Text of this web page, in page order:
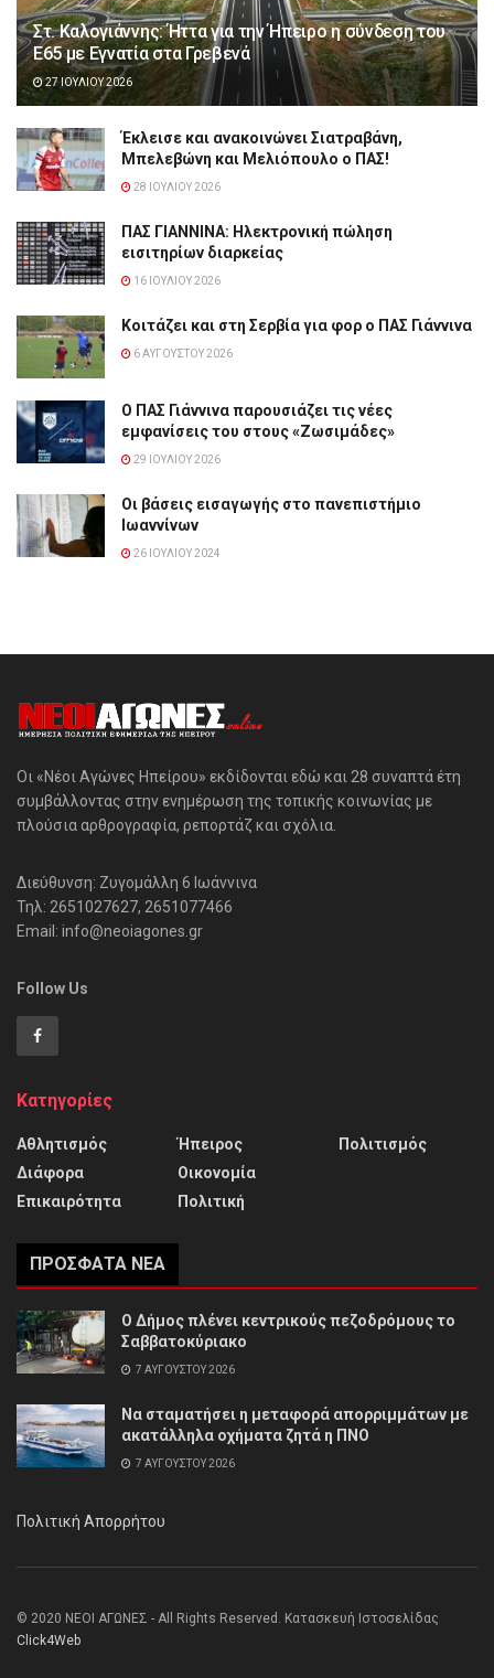
Στ. Καλογιάννης: Ήττα για την Ήπειρο η σύνδεση του
Ε65 με Εγνατία στα Γρεβενά
27 ΙΟΥΛΊΟΥ 2026
Έκλεισε και ανακοινώνει Σιατραβάνη,
Μπελεβώνη και Μελιόπουλο ο ΠΑΣ!
28 ΙΟΥΛΊΟΥ 2026
ΠΑΣ ΓΙΑΝΝΙΝΑ: Hλεκτρονική πώληση
εισιτηρίων διαρκείας
16 ΙΟΥΛΊΟΥ 2026
Κοιτάζει και στη Σερβία για φορ ο ΠΑΣ Γιάννινα
6 ΑΥΓΟΎΣΤΟΥ 2026
Ο ΠΑΣ Γιάννινα παρουσιάζει τις νέες
εμφανίσεις του στους «Ζωσιμάδες»
29 ΙΟΥΛΊΟΥ 2026
Οι βάσεις εισαγωγής στο πανεπιστήμιο
Ιωαννίνων
26 ΙΟΥΛΊΟΥ 2024
Οι «Νέοι Αγώνες Ηπείρου» εκδίδονται εδώ και 28 συναπτά έτη
συμβάλλοντας στην ενημέρωση της τοπικής κοινωνίας με
πλούσια αρθρογραφία, ρεπορτάζ και σχόλια.
Διεύθυνση: Ζυγομάλλη 6 Ιωάννινα
Τηλ: 2651027627, 2651077466
Email: info@neoiagones.gr
Follow Us
Κατηγορίες
Αθλητισμός
Διάφορα
Επικαιρότητα
Ήπειρος
Οικονομία
Πολιτική
Πολιτισμός
ΠΡΌΣΦΑΤΑ ΝΈΑ
Ο Δήμος πλένει κεντρικούς πεζοδρόμους το
Σαββατοκύριακο
7 ΑΥΓΟΎΣΤΟΥ 2026
Να σταματήσει η μεταφορά απορριμμάτων με
ακατάλληλα οχήματα ζητά η ΠΝΟ
7 ΑΥΓΟΎΣΤΟΥ 2026
Πολιτική Απορρήτου
© 2020 ΝΕΟΙ ΑΓΩΝΕΣ - All Rights Reserved. Κατασκευή Ιστοσελίδας
Click4Web